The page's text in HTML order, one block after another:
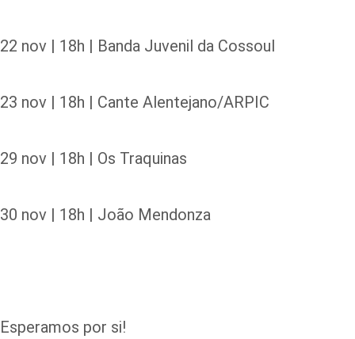
22 nov | 18h | Banda Juvenil da Cossoul
23 nov | 18h | Cante Alentejano/ARPIC
29 nov | 18h | Os Traquinas
30 nov | 18h | João Mendonza
Esperamos por si!